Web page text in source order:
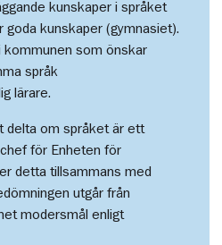
kunskaper i språket
goda kunskaper (gymnasiet).
kommunen som önskar
språk
lärare.
delta om språket är ett
för Enheten för
detta tillsammans med
utgår från
modersmål enligt